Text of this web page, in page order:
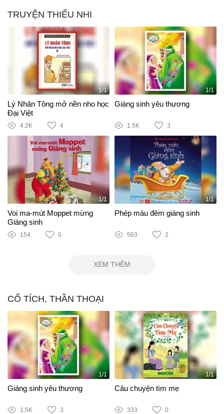
TRUYỆN THIẾU NHI
1/1
Lý Nhân Tông mở nền nho học
Đại Việt
4.2K 4
1/1
Giáng sinh yêu thương
1.5K 3
1/1
Voi ma-mút Moppet mừng
Giáng sinh
154 0
1/1
Phép màu đêm giáng sinh
563 2
XEM THÊM
CỔ TÍCH, THẦN THOẠI
1/1
Giáng sinh yêu thương
1.5K 3
1/1
Câu chuyện tìm mẹ
333 0